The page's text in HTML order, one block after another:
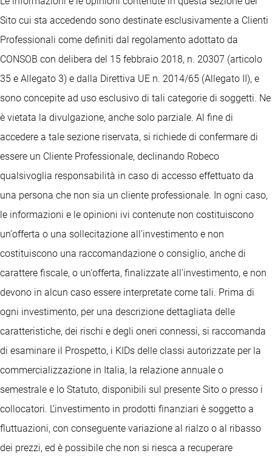
Sito cui sta accedendo sono destinate esclusivamente a Clienti
Professionali come definiti dal regolamento adottato da
CONSOB con delibera del 15 febbraio 2018, n. 20307 (articolo
35 e Allegato 3) e dalla Direttiva UE n. 2014/65 (Allegato II), e
sono concepite ad uso esclusivo di tali categorie di soggetti. Ne
è vietata la divulgazione, anche solo parziale. Al fine di
accedere a tale sezione riservata, si richiede di confermare di
essere un Cliente Professionale, declinando Robeco
qualsivoglia responsabilità in caso di accesso effettuato da
una persona che non sia un cliente professionale. In ogni caso,
le informazioni e le opinioni ivi contenute non costituiscono
un'offerta o una sollecitazione all'investimento e non
costituiscono una raccomandazione o consiglio, anche di
carattere fiscale, o un'offerta, finalizzate all'investimento, e non
devono in alcun caso essere interpretate come tali. Prima di
ogni investimento, per una descrizione dettagliata delle
caratteristiche, dei rischi e degli oneri connessi, si raccomanda
di esaminare il Prospetto, i KIDs delle classi autorizzate per la
commercializzazione in Italia, la relazione annuale o
semestrale e lo Statuto, disponibili sul presente Sito o presso i
collocatori. L’investimento in prodotti finanziari è soggetto a
fluttuazioni, con conseguente variazione al rialzo o al ribasso
dei prezzi, ed è possibile che non si riesca a recuperare